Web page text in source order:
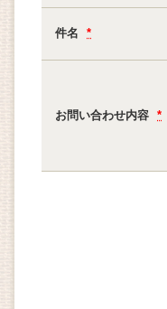
件名 *
お問い合わせ内容 *